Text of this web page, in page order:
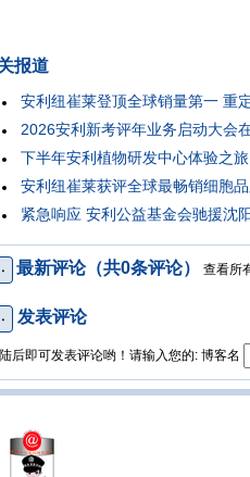
报道
安利纽崔莱登顶全球销量第一 重
2026安利新考评年业务启动大会
下半年安利植物研发中心体验之
安利纽崔莱获评全球最畅销细胞
紧急响应 安利公益基金会驰援沈
最新评论（共0条评论） 查看所
发表评论
后即可发表评论哟！请输入您的: 博客名